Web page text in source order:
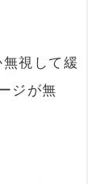
視して緩
ジが無